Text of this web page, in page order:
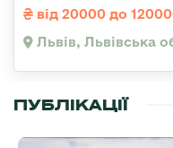
від 20000 до
Львів, Львівська
ПУБЛІКАЦІЇ